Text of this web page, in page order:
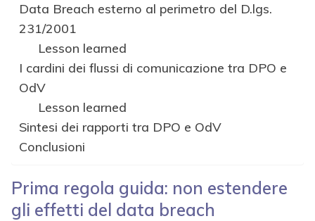
Data Breach esterno al perimetro del D.lgs.
231/2001
Lesson learned
I cardini dei flussi di comunicazione tra DPO e
OdV
Lesson learned
Sintesi dei rapporti tra DPO e OdV
Conclusioni
Prima regola guida: non estendere
gli effetti del data breach